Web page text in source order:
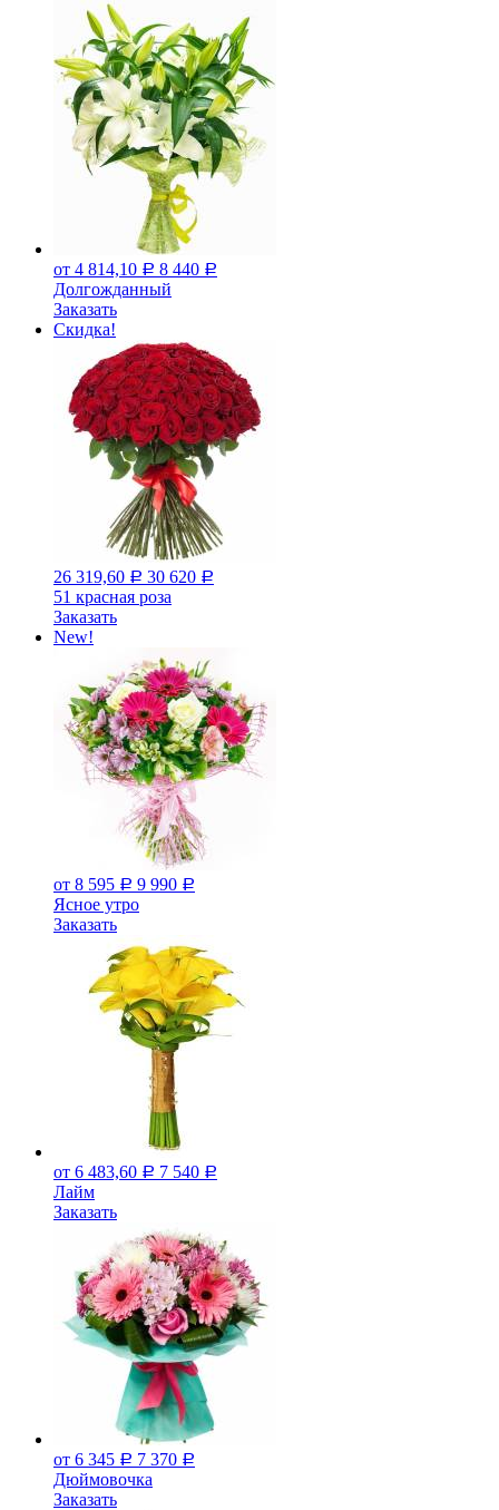
от 4 814,10 Р 8 440 Р
Долгожданный
Заказать
Скидка!
26 319,60 Р 30 620 Р
51 красная роза
Заказать
New!
от 8 595 Р 9 990 Р
Ясное утро
Заказать
от 6 483,60 Р 7 540 Р
Лайм
Заказать
от 6 345 Р 7 370 Р
Дюймовочка
Заказать